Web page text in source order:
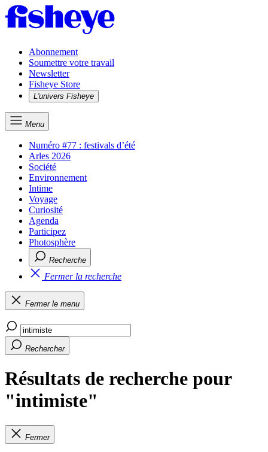
Abonnement
Soumettre votre travail
Newsletter
Fisheye Store
L'univers Fisheye
Menu
Numéro #77 : festivals d’été
Arles 2026
Société
Environnement
Intime
Voyage
Curiosité
Agenda
Participez
Photosphère
Recherche
Fermer la recherche
Fermer le menu
Rechercher
Résultats de recherche pour
"intimiste"
Fermer